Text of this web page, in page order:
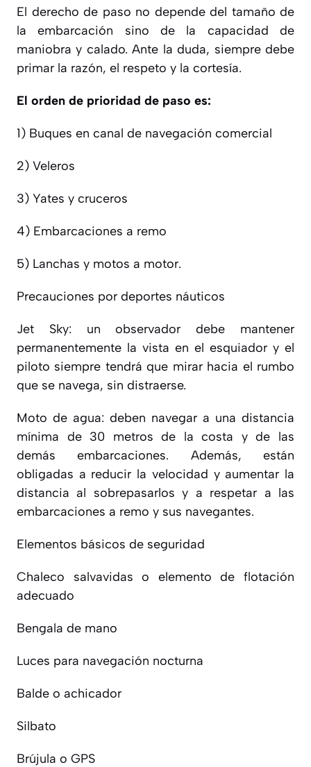
El derecho de paso no depende del tamaño de
la embarcación sino de la capacidad de
maniobra y calado. Ante la duda, siempre debe
primar la razón, el respeto y la cortesía.
El orden de prioridad de paso es:
1) Buques en canal de navegación comercial
2) Veleros
3) Yates y cruceros
4) Embarcaciones a remo
5) Lanchas y motos a motor.
Precauciones por deportes náuticos
Jet Sky: un observador debe mantener
permanentemente la vista en el esquiador y el
piloto siempre tendrá que mirar hacia el rumbo
que se navega, sin distraerse.
Moto de agua: deben navegar a una distancia
mínima de 30 metros de la costa y de las
demás embarcaciones. Además, están
obligadas a reducir la velocidad y aumentar la
distancia al sobrepasarlos y a respetar a las
embarcaciones a remo y sus navegantes.
Elementos básicos de seguridad
Chaleco salvavidas o elemento de flotación
adecuado
Bengala de mano
Luces para navegación nocturna
Balde o achicador
Silbato
Brújula o GPS